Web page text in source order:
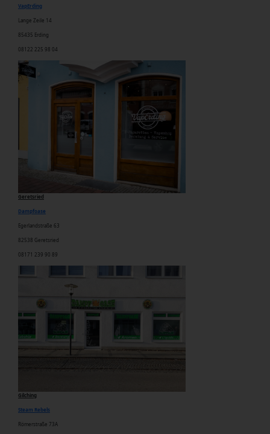
VapErding
Lange Zeile 14
85435 Erding
08122 225 98 04
Geretsried
Dampfoase
Egerlandstraße 63
82538 Geretsried
08171 239 90 89
Gilching
Steam Rebels
Römerstraße 73A